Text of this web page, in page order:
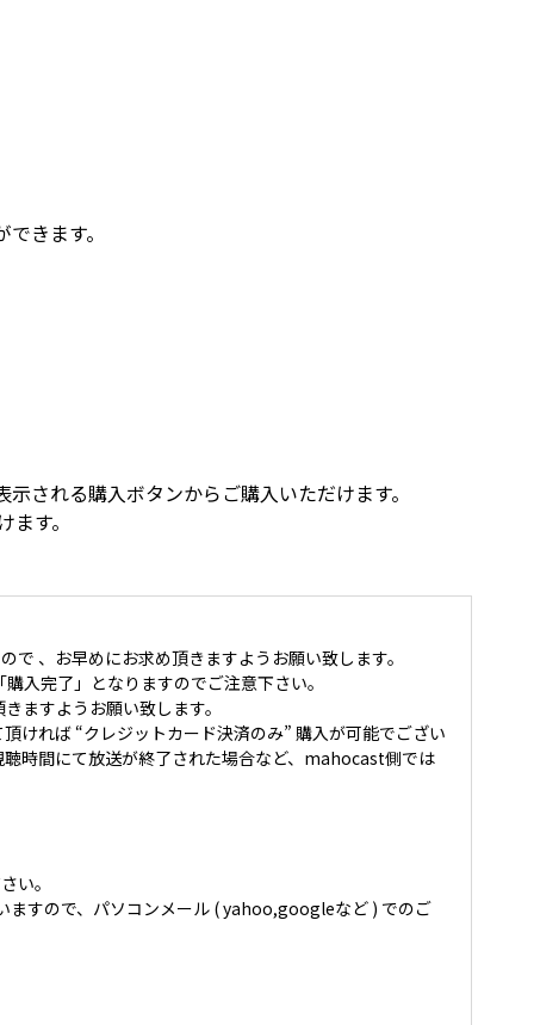
きます。
される購入ボタンからご購入いただけます。
す。
、お早めにお求め頂きますようお願い致します。
入完了」となりますのでご注意下さい。
ますようお願い致します。
ければ “クレジットカード決済のみ” 購入が可能でござい
時間にて放送が終了された場合など、mahocast側では
い。
すので、パソコンメール ( yahoo,googleなど ) でのご